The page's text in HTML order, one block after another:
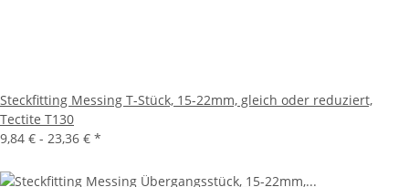
Steckfitting Messing T-Stück, 15-22mm, gleich oder reduziert,
Tectite T130
9,84 € - 23,36 € *